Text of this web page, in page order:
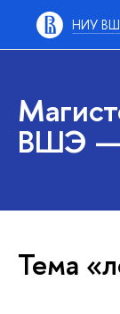
НИУ
ВШЭ —
Тема